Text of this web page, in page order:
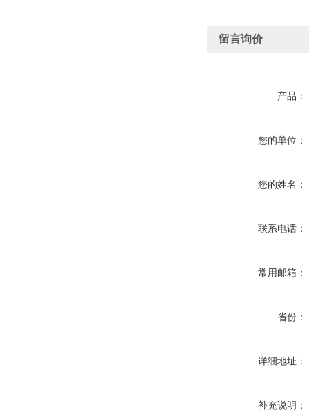
留言询价
产品：
您的单位：
您的姓名：
联系电话：
常用邮箱：
省份：
详细地址：
补充说明：